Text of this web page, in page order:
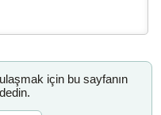
için bu sayfanın